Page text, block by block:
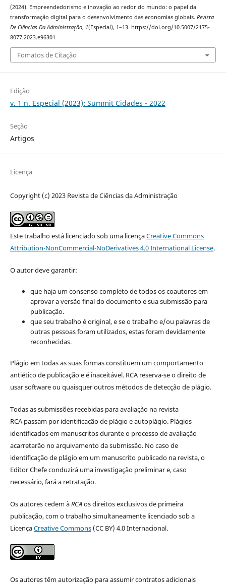
(2024). Empreendedorismo e inovação ao redor do mundo: o papel da
transformação digital para o desenvolvimento das economias globais. Revista
De Ciências Da Administração, 1(Especial), 1–13. https://doi.org/10.5007/2175-
8077.2023.e96301
Fomatos de Citação
Edição
v. 1 n. Especial (2023): Summit Cidades - 2022
Seção
Artigos
Licença
Copyright (c) 2023 Revista de Ciências da Administração
Este trabalho está licenciado sob uma licençaCreative Commons
Attribution-NonCommercial-NoDerivatives 4.0 International License.
O autor deve garantir:
que haja um consenso completo de todos os coautores em
aprovar a versão final do documento e sua submissão para
publicação.
que seu trabalho é original, e se o trabalho e/ou palavras de
outras pessoas foram utilizados, estas foram devidamente
reconhecidas.
Plágio em todas as suas formas constituem um comportamento
antiético de publicação e é inaceitável. RCA reserva-se o direito de
usar software ou quaisquer outros métodos de detecção de plágio.
Todas as submissões recebidas para avaliação na revista
RCA passam por identificação de plágio e autoplágio. Plágios
identificados em manuscritos durante o processo de avaliação
acarretarão no arquivamento da submissão. No caso de
identificação de plágio em um manuscrito publicado na revista, o
Editor Chefe conduzirá uma investigação preliminar e, caso
necessário, fará a retratação.
Os autores cedem àRCAos direitos exclusivos de primeira
publicação, com o trabalho simultaneamente licenciado sob a
LicençaCreative Commons(CC BY) 4.0 Internacional.
Os autores têm autorização para assumir contratos adicionais